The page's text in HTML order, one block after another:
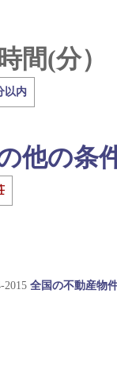
間(分）
以内
他の条
2015 全国の不動産物